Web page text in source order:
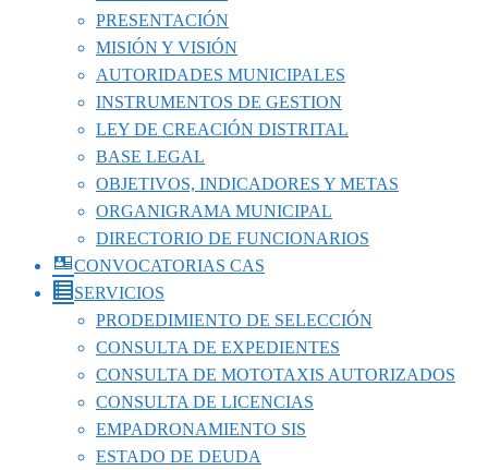
PRESENTACIÓN
MISIÓN Y VISIÓN
AUTORIDADES MUNICIPALES
INSTRUMENTOS DE GESTION
LEY DE CREACIÓN DISTRITAL
BASE LEGAL
OBJETIVOS, INDICADORES Y METAS
ORGANIGRAMA MUNICIPAL
DIRECTORIO DE FUNCIONARIOS
CONVOCATORIAS CAS
SERVICIOS
PRODEDIMIENTO DE SELECCIÓN
CONSULTA DE EXPEDIENTES
CONSULTA DE MOTOTAXIS AUTORIZADOS
CONSULTA DE LICENCIAS
EMPADRONAMIENTO SIS
ESTADO DE DEUDA